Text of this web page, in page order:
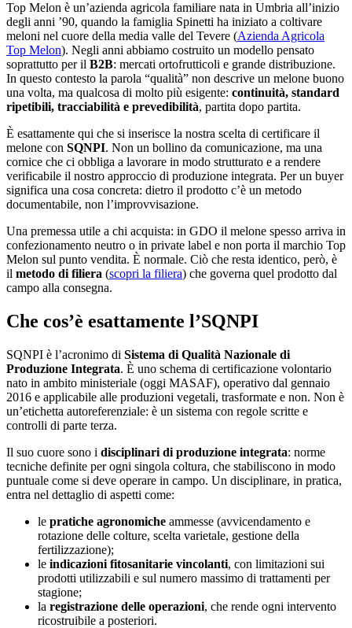
Top Melon è un’azienda agricola familiare nata in Umbria all’inizio
degli anni ’90, quando la famiglia Spinetti ha iniziato a coltivare
meloni nel cuore della media valle del Tevere (Azienda Agricola
Top Melon). Negli anni abbiamo costruito un modello pensato
soprattutto per il B2B: mercati ortofrutticoli e grande distribuzione.
In questo contesto la parola “qualità” non descrive un melone buono
una volta, ma qualcosa di molto più esigente: continuità, standard
ripetibili, tracciabilità e prevedibilità, partita dopo partita.
È esattamente qui che si inserisce la nostra scelta di certificare il
melone con SQNPI. Non un bollino da comunicazione, ma una
cornice che ci obbliga a lavorare in modo strutturato e a rendere
verificabile il nostro approccio di produzione integrata. Per un buyer
significa una cosa concreta: dietro il prodotto c’è un metodo
documentabile, non l’improvvisazione.
Una premessa utile a chi acquista: in GDO il melone spesso arriva in
confezionamento neutro o in private label e non porta il marchio Top
Melon sul punto vendita. È normale. Ciò che resta identico, però, è
il metodo di filiera (scopri la filiera) che governa quel prodotto dal
campo alla consegna.
Che cos’è esattamente l’SQNPI
SQNPI è l’acronimo di Sistema di Qualità Nazionale di
Produzione Integrata. È uno schema di certificazione volontario
nato in ambito ministeriale (oggi MASAF), operativo dal gennaio
2016 e applicabile alle produzioni vegetali, trasformate e non. Non è
un’etichetta autoreferenziale: è un sistema con regole scritte e
controlli di parte terza.
Il suo cuore sono i disciplinari di produzione integrata: norme
tecniche definite per ogni singola coltura, che stabiliscono in modo
puntuale come si deve operare in campo. Un disciplinare, in pratica,
entra nel dettaglio di aspetti come:
le pratiche agronomiche ammesse (avvicendamento e
rotazione delle colture, scelta varietale, gestione della
fertilizzazione);
le indicazioni fitosanitarie vincolanti, con limitazioni sui
prodotti utilizzabili e sul numero massimo di trattamenti per
stagione;
la registrazione delle operazioni, che rende ogni intervento
ricostruibile a posteriori.